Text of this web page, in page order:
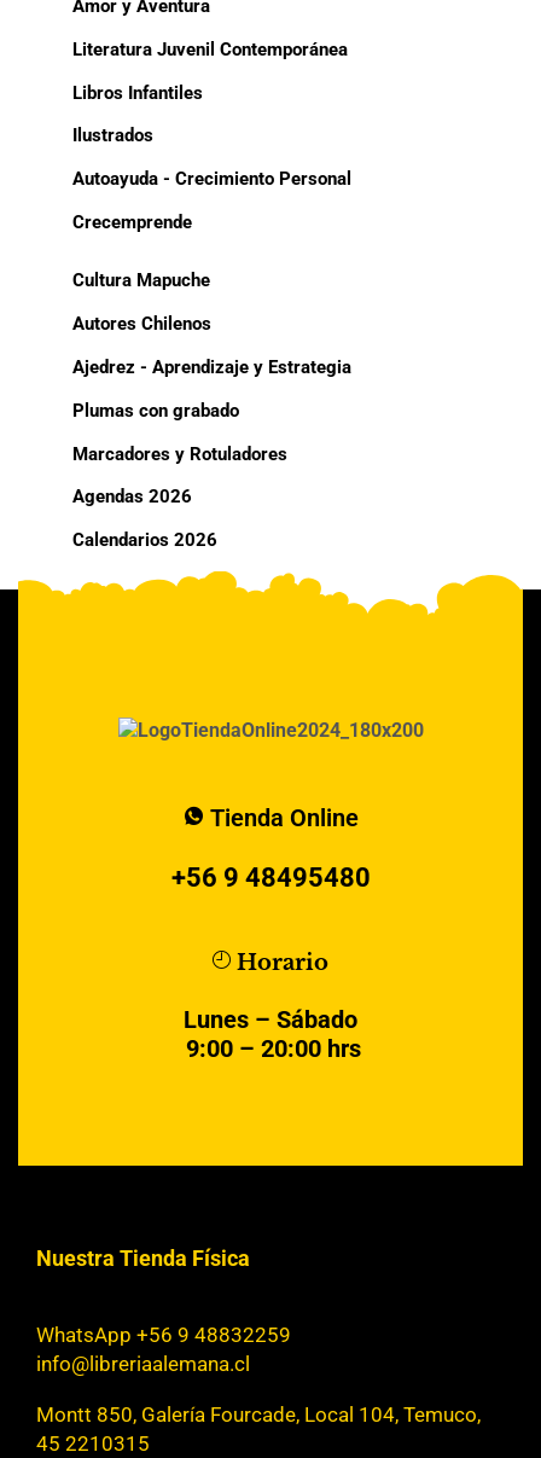
Amor y Aventura
Literatura Juvenil Contemporánea
Libros Infantiles
Ilustrados
Autoayuda - Crecimiento Personal
Crecemprende
Cultura Mapuche
Autores Chilenos
Ajedrez - Aprendizaje y Estrategia
Plumas con grabado
Marcadores y Rotuladores
Agendas 2026
Calendarios 2026
Tienda Online
+56 9 48495480
Horario
Lunes – Sábado
9:00 – 20:00 hrs
Nuestra Tienda Física
WhatsApp +56 9 48832259
info@libreriaalemana.cl
Montt 850, Galería Fourcade, Local 104, Temuco,
45 2210315